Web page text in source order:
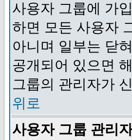
사용자 그룹에 가
하면 모든 사용자
아니며 일부는 닫
공개되어 있으면
그룹의 관리자가
위로
사용자 그룹 관리